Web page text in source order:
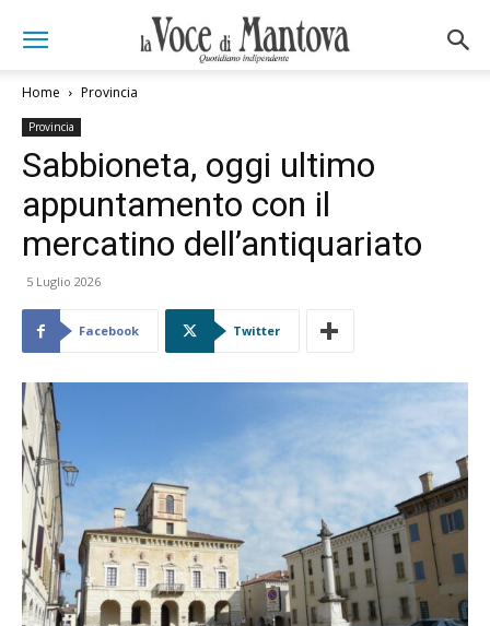
Home Provincia
Provincia
Sabbioneta, oggi ultimo
appuntamento con il
mercatino dell’antiquariato
5 Luglio 2026
Facebook Twitter